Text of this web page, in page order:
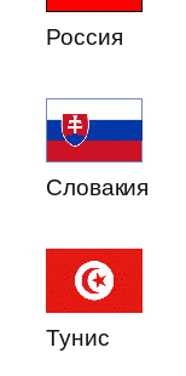
Россия
Словакия
Тунис